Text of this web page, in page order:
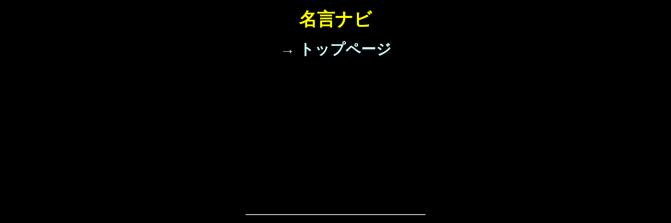
名言ナビ
→ トップページ